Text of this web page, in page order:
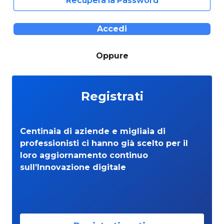
Accedi
Oppure
Registrati
Centinaia di aziende e migliaia di
professionisti ci hanno già scelto per il
loro aggiornamento continuo
sull’Innovazione digitale